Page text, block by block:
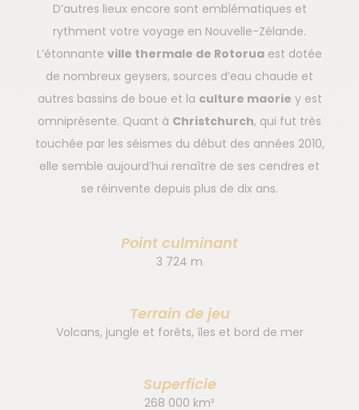
D’autres lieux encore sont emblématiques et
rythment votre voyage en Nouvelle-Zélande.
L’étonnante ville thermale de Rotorua est dotée
de nombreux geysers, sources d’eau chaude et
autres bassins de boue et la culture maorie y est
omniprésente. Quant à Christchurch, qui fut très
touchée par les séismes du début des années 2010,
elle semble aujourd’hui renaître de ses cendres et
se réinvente depuis plus de dix ans.
Point culminant
3 724 m
Terrain de jeu
Volcans, jungle et forêts, îles et bord de mer
Superficie
268 000 km²